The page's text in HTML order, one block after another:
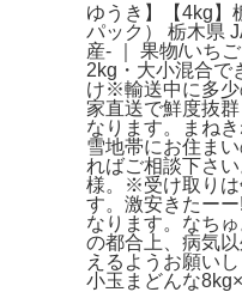
ゆうき】【4kg】
パック） 栃木県
産- ｜ 果物/いち
2kg・大小混合で
け※輸送中に多少
家直送で鮮度抜
なります。まね
雪地帯にお住ま
ればご相談下さ
様。※受け取りは
す。激安きたー
なります。なち
の都合上、病気
えるようお願い
小玉まどんな